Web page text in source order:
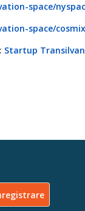
space/
space/
Startup